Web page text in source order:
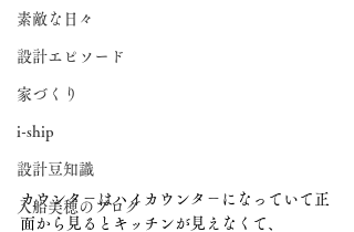
素敵な日々
設計エピソード
家づくり
i-ship
設計豆知識
入船美穂のブログ
カウンタ－はハイカウンタ－になっていて正
面から見るとキッチンが見えなくて、